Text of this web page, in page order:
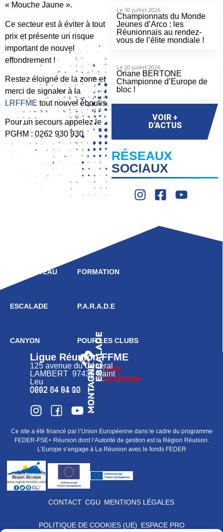
« Mouche Jaune ».
Ce secteur est à éviter à tout
prix et présente un risque
important de nouvel
effondrement !
Restez éloigné de la zone et
merci de signaler à la
LRFFME tout nouvel éboulis.
Pour un secours appelez le
PGHM : 0262 930 930
Le 30 juillet 2026
Championnats du Monde
Jeunes d’Arco : les
Réunionnais au rendez-
vous de l’élite mondiale !
Le 20 juillet 2026
Oriane BERTONE
Championne d’Europe de
bloc !
VOIR +
D'ACTUS
RÉSEAUX
SOCIAUX
HAUT NIVEAU
ESCALADE
CANYON
FORMATION
P.A.R.A.D.E
POUR LES CLUBS
Ligue Réunion FFME
125 avenue du Général
LAMBERT 97436 Saint
Leu
0262 34 91 02
0692 64 64 10
Ce site a été financé par l’Union Européenne dans le cadre du programme
FEDER-FSE+ Réunion dont l’Autorité de gestion est la Région Réunion.
L’Europe s’engage à La Réunion avec le fonds FEDER
CONTACT CGU MENTIONS LÉGALES
POLITIQUE DE COOKIES (UE) ESPACE PRO